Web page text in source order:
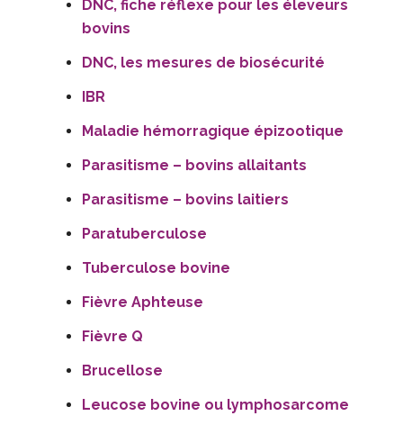
DNC, fiche réflexe pour les éleveurs
bovins
DNC, les mesures de biosécurité
IBR
Maladie hémorragique épizootique
Parasitisme – bovins allaitants
Parasitisme – bovins laitiers
Paratuberculose
Tuberculose bovine
Fièvre Aphteuse
Fièvre Q
Brucellose
Leucose bovine ou lymphosarcome